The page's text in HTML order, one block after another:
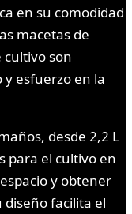
en su comodidad
macetas de
cultivo son
esfuerzo en la
desde 2,2 L
para el cultivo en
y obtener
diseño facilita el